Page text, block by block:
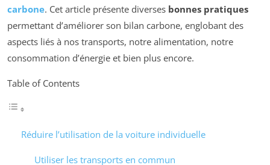
carbone. Cet article présente diverses bonnes pratiques
permettant d’améliorer son bilan carbone, englobant des
aspects liés à nos transports, notre alimentation, notre
consommation d’énergie et bien plus encore.
Table of Contents
Réduire l’utilisation de la voiture individuelle
Utiliser les transports en commun